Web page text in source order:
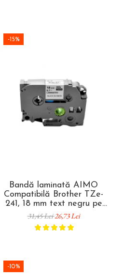
-15%
Bandă laminată AIMO
Compatibilă Brother TZe-
241, 18 mm text negru pe
alb, pentru etichetare
industrială, identificare
echipamente și depozitare
31,45 Lei26,73 Lei
-10%